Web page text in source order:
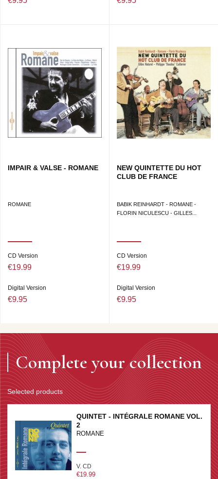
IMPAIR & VALSE - ROMANE
ROMANE
CD Version
€19.99
Digital Version
€9.95
NEW QUINTETTE DU HOT
CLUB DE FRANCE
BABIK REINHARDT - ROMANE -
FLORIN NICULESCU - GILLES...
CD Version
€19.99
Digital Version
€9.95
Complete your collection
Selected products
QUINTET - INTÉGRALE ROMANE VOL.
2
ROMANE
V. CD
€19.99